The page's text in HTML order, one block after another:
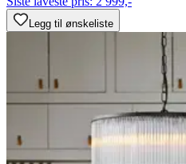
Legg til ønskeliste